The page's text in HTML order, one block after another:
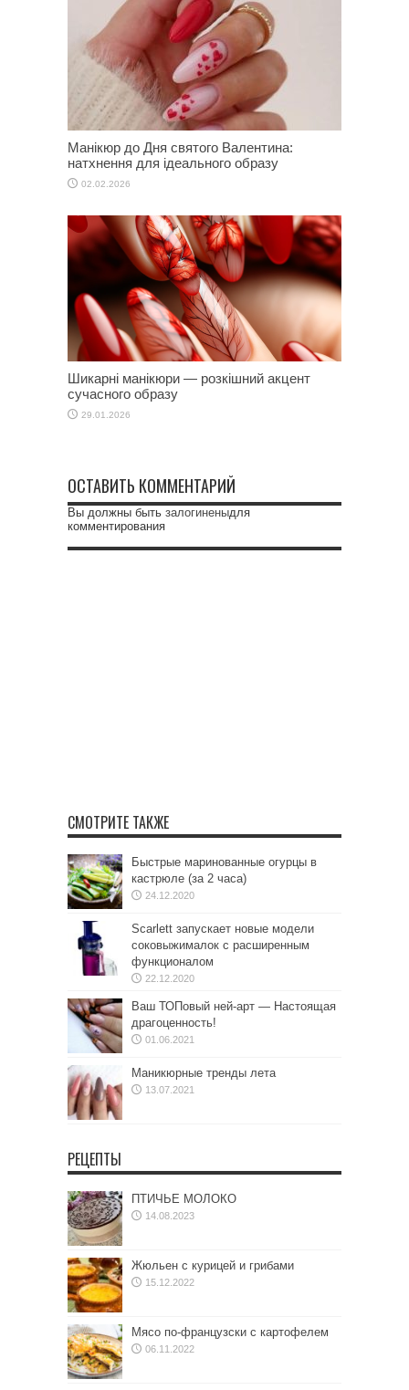
Манікюр до Дня святого Валентина:
натхнення для ідеального образу
02.02.2026
Шикарні манікюри — розкішний акцент
сучасного образу
29.01.2026
ОСТАВИТЬ КОММЕНТАРИЙ
Вы должны быть залогиненыдля
комментирования
СМОТРИТЕ ТАКЖЕ
Быстрые маринованные огурцы в
кастрюле (за 2 часа)
24.12.2020
Scarlett запускает новые модели
соковыжималок с расширенным
функционалом
22.12.2020
Ваш ТОПовый ней-арт — Настоящая
драгоценность!
01.06.2021
Маникюрные тренды лета
13.07.2021
РЕЦЕПТЫ
ПТИЧЬЕ МОЛОКО
14.08.2023
Жюльен с курицей и грибами
15.12.2022
Мясо по-французски с картофелем
06.11.2022